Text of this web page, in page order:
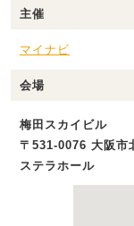
主催
マイナビ
会場
梅田スカイビル
〒531-0076 大阪市
ステラホール